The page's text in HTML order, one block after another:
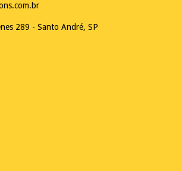
289 - Santo André, SP